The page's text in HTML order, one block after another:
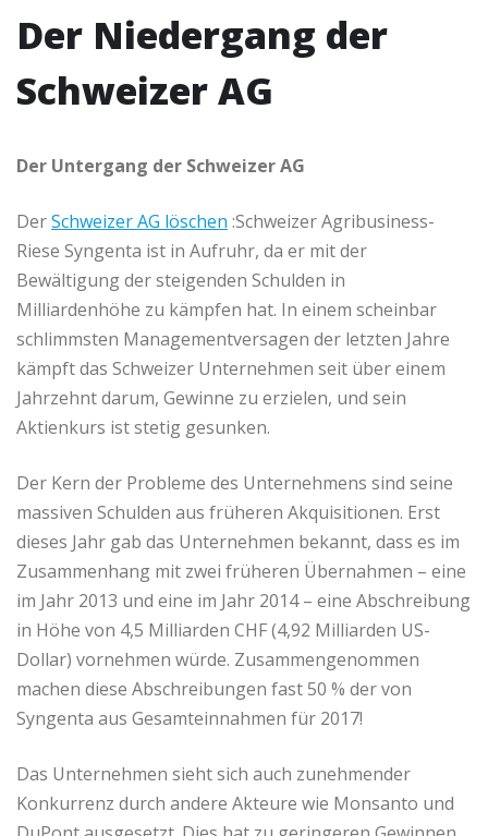
Der Niedergang der
Schweizer AG
Der Untergang der Schweizer AG
DerSchweizer AG löschen :Schweizer Agribusiness-
Riese Syngenta ist in Aufruhr, da er mit der
Bewältigung der steigenden Schulden in
Milliardenhöhe zu kämpfen hat. In einem scheinbar
schlimmsten Managementversagen der letzten Jahre
kämpft das Schweizer Unternehmen seit über einem
Jahrzehnt darum, Gewinne zu erzielen, und sein
Aktienkurs ist stetig gesunken.
Der Kern der Probleme des Unternehmens sind seine
massiven Schulden aus früheren Akquisitionen. Erst
dieses Jahr gab das Unternehmen bekannt, dass es im
Zusammenhang mit zwei früheren Übernahmen – eine
im Jahr 2013 und eine im Jahr 2014 – eine Abschreibung
in Höhe von 4,5 Milliarden CHF (4,92 Milliarden US-
Dollar) vornehmen würde. Zusammengenommen
machen diese Abschreibungen fast 50 % der von
Syngenta aus Gesamteinnahmen für 2017!
Das Unternehmen sieht sich auch zunehmender
Konkurrenz durch andere Akteure wie Monsanto und